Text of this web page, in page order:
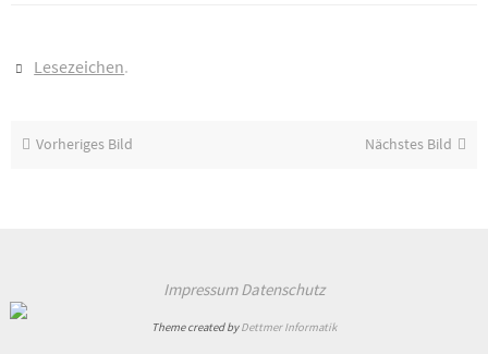
Lesezeichen.
Vorheriges Bild Nächstes Bild
Impressum Datenschutz
Theme created byDettmer Informatik